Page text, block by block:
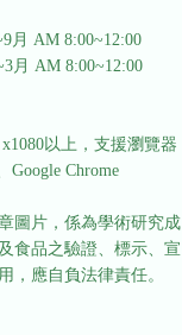
月 AM 8:00~12:00
月 AM 8:00~12:00
以上，支援瀏覽器
Google Chrome
圖片，係為學術研究成
食品之驗證、標示、宣
，應自負法律責任。